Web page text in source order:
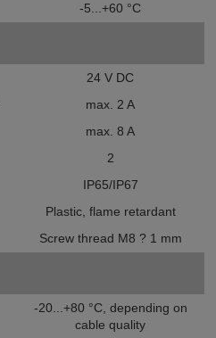
-5...+60 °C
24 V DC
max. 2 A
max. 8 A
2
IP65/IP67
Plastic, flame retardant
Screw thread M8 ? 1 mm
-20...+80 °C, depending on
cable quality